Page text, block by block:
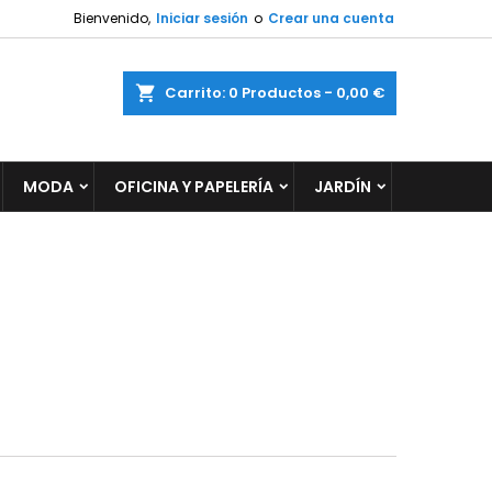
Bienvenido, Iniciar sesión o Crear una cuenta
Carrito 0 Productos - 0,00 €
MODA OFICINA Y PAPELERÍA JARDÍN